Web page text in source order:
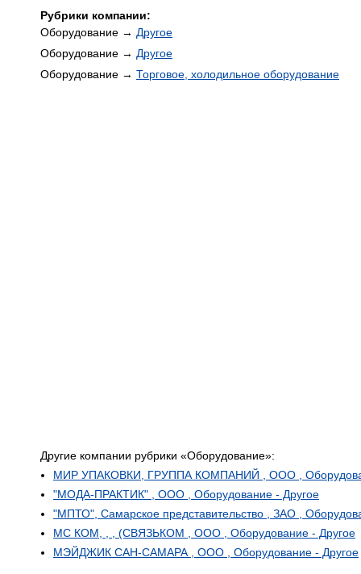
Рубрики компании:
Оборудование → Другое
Оборудование → Другое
Оборудование → Торговое, холодильное оборудование
Другие компании рубрики «Оборудование»:
МИР УПАКОВКИ, ГРУППА КОМПАНИЙ , ООО ,
"МОДА-ПРАКТИК" , ООО , Оборудование - Другое
"МПТО", Самарское представительство , ЗАО ,
МС КОМ, , , (СВЯЗЬКОМ , ООО , Оборудование - Другое
МЭЙДЖИК САН-САМАРА , ООО , Оборудование - Другое